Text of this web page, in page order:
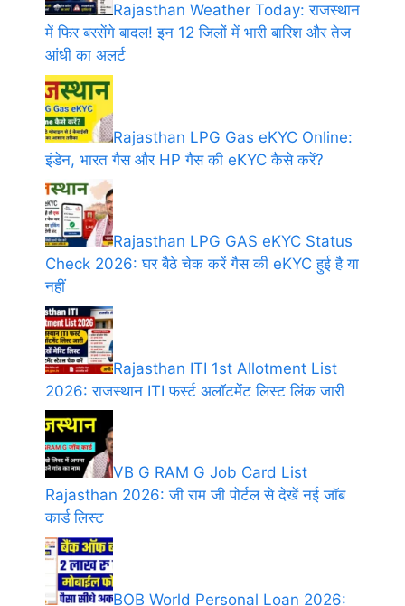
Rajasthan Weather Today: राजस्थान
में फिर बरसेंगे बादल! इन 12 जिलों में भारी बारिश और तेज
आंधी का अलर्ट
Rajasthan LPG Gas eKYC Online:
इंडेन, भारत गैस और HP गैस की eKYC कैसे करें?
Rajasthan LPG GAS eKYC Status
Check 2026: घर बैठे चेक करें गैस की eKYC हुई है या
नहीं
Rajasthan ITI 1st Allotment List
2026: राजस्थान ITI फर्स्ट अलॉटमेंट लिस्ट लिंक जारी
VB G RAM G Job Card List
Rajasthan 2026: जी राम जी पोर्टल से देखें नई जॉब
कार्ड लिस्ट
BOB World Personal Loan 2026: